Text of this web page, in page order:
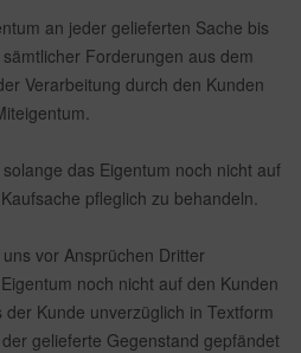
an jeder gelieferten Sache bis
Forderungen aus dem
Verarbeitung durch den Kunden
das Eigentum noch nicht auf
pfleglich zu behandeln.
vor Ansprüchen Dritter
noch nicht auf den Kunden
Kunde unverzüglich in Textform
gelieferte Gegenstand gepfändet